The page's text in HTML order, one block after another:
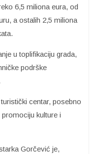
6,5 miliona eura, od
a ostalih 2,5 miliona
u toplifikaciju grada,
podrške
centar, posebno
kulture i
Gorčević je,